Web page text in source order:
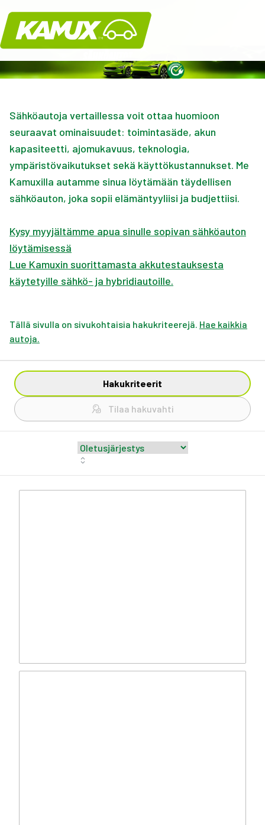
Kamux
Sähköautoja vertaillessa voit ottaa huomioon
seuraavat ominaisuudet: toimintasäde, akun
kapasiteetti, ajomukavuus, teknologia,
ympäristövaikutukset sekä käyttökustannukset. Me
Kamuxilla autamme sinua löytämään täydellisen
sähköauton, joka sopii elämäntyyliisi ja budjettiisi.
Kysy myyjältämme apua sinulle sopivan sähköauton
löytämisessä
Lue Kamuxin suorittamasta akkutestauksesta
käytetyille sähkö- ja hybridiautoille.
Tällä sivulla on sivukohtaisia hakukriteerejä. Hae kaikkia
autoja.
Hakukriteerit
Tilaa hakuvahti